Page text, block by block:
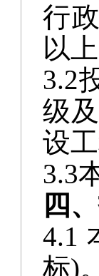
以
3.2
级
设
3.3
四
4.1
标)
4.2